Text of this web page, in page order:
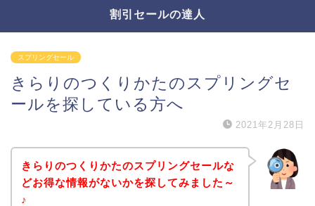
割引セールの達人
スプリングセール
きらりのつくりかたのスプリングセ
ールを探している方へ
2021年2月28日
きらりのつくりかたのスプリングセールな
どお得な情報がないかを探してみました～
♪